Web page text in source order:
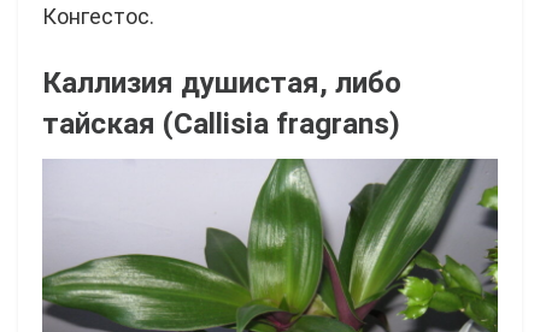
Конгестос.
Каллизия душистая, либо
тайская (Callisia fragrans)